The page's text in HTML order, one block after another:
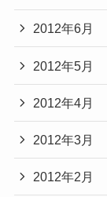
2012年6月
2012年5月
2012年4月
2012年3月
2012年2月